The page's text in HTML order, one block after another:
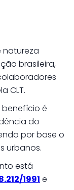
natureza
brasileira,
CLT.
é
do
por base o
urbanos.
está
1991 e